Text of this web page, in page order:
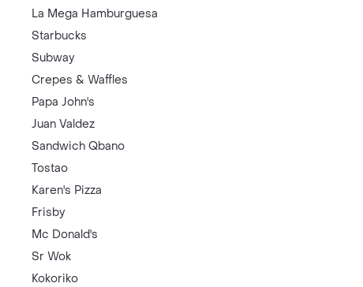
La Mega Hamburguesa
Starbucks
Subway
Crepes & Waffles
Papa John's
Juan Valdez
Sandwich Qbano
Tostao
Karen's Pizza
Frisby
Mc Donald's
Sr Wok
Kokoriko